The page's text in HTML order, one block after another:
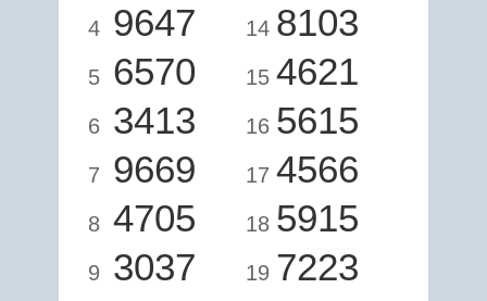
4 9647
5 6570
6 3413
7 9669
8 4705
9 3037
14 8103
15 4621
16 5615
17 4566
18 5915
19 7223